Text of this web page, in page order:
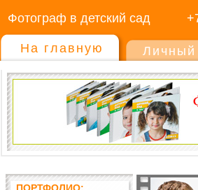
Фотограф в детский сад
На главную Личный